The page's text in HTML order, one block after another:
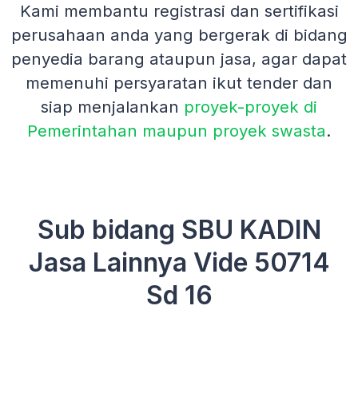
Kami membantu registrasi dan sertifikasi
perusahaan anda yang bergerak di bidang
penyedia barang ataupun jasa, agar dapat
memenuhi persyaratan ikut tender dan
siap menjalankan proyek-proyek di
Pemerintahan maupun proyek swasta.
Sub bidang SBU KADIN
Jasa Lainnya Vide 50714
Sd 16